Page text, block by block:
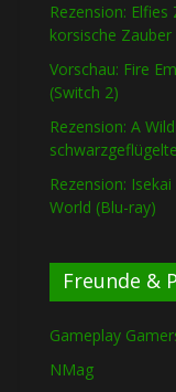
Rezension:
korsische Zauber
Vorschau: Fire
(Switch 2)
Rezension: A
Rezension:
World (Blu-ray)
Freunde &
Gameplay
NMag